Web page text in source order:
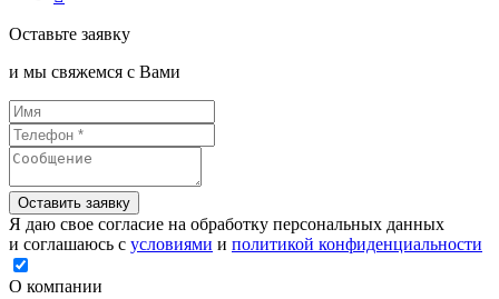
Оставьте заявку
и мы свяжемся с Вами
Оставить заявку
Я даю свое согласие на обработку персональных данных
и соглашаюсь с условиями и политикой конфиденциальности
О компании